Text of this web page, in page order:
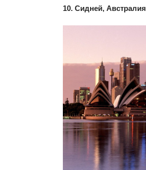
10. Сидней, Австралия